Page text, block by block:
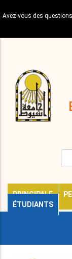
au
principal
Avez-vous des
PRINCIPALE
ÉTUDIANTS
décisions
Expatriés
Journal